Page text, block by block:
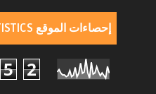
إحصاءات الموقع STATISTICS
5 2